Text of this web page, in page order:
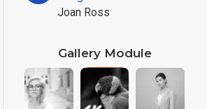
Joan Ross
Gallery Module